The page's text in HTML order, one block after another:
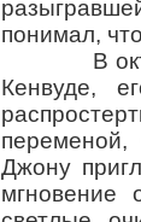
понимал,
В
Кенвуде,
Джону
мгновение